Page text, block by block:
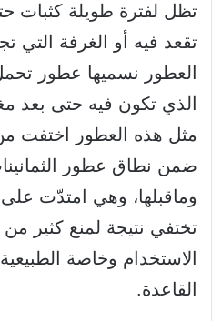
تظل لفترة طويلة كثبات
تقعد فيه أو الغرفة التي
العطور نسميها عطور
الذي تكون فيه حتى بعد
مثل هذه العطور اختفت
ضمن نطاق عطور
وماقبلها، وهي امتدّت
تختفي نتيجة لمنع كثير
الاستخدام وخاصة
القاعدة.